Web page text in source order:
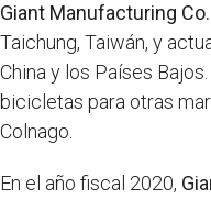
Giant Manufacturing Co.
Taichung, Taiwán, y
China y los Países
bicicletas para otras
Colnago.
En el año fiscal 2020,